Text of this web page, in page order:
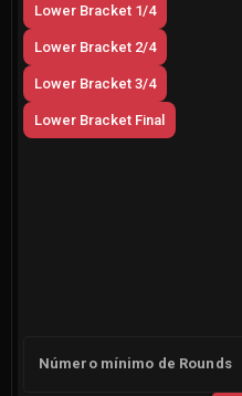
Lower Bracket 1/4
Lower Bracket 2/4
Lower Bracket 3/4
Lower Bracket Final
Número mínimo de Rounds